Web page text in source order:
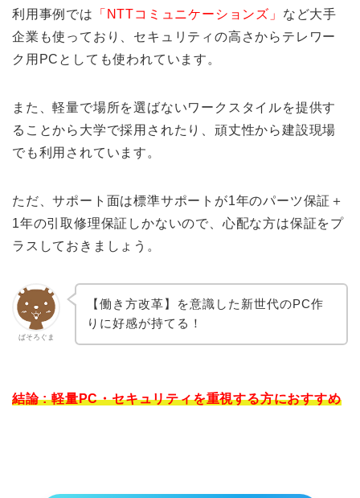
利用事例では 「NTTコミュニケーションズ」 など大手
企業も使っており、セキュリティの高さからテレワー
ク用PCとしても使われています。
また、軽量で場所を選ばないワークスタイルを提供す
ることから大学で採用されたり、頑丈性から建設現場
でも利用されています。
ただ、サポート面は標準サポートが1年のパーツ保証＋
1年の引取修理保証しかないので、心配な方は保証をプ
ラスしておきましょう。
ぱそろぐま
【働き方改革】を意識した新世代のPC作
りに好感が持てる！
結論 : 軽量PC・セキュリティを重視する方におすすめ